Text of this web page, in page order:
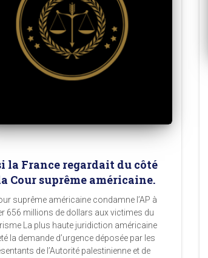
la France regardait du côté
Cour suprême américaine.
suprême américaine condamne l’AP à
656 millions de dollars aux victimes du
La plus haute juridiction américaine
la demande d’urgence déposée par les
de l’Autorité palestinienne et de